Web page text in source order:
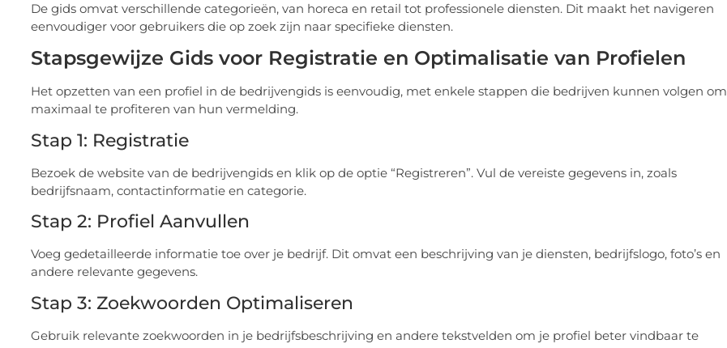
De gids omvat verschillende categorieën, van horeca en retail tot professionele diensten. Dit maakt het navigeren
eenvoudiger voor gebruikers die op zoek zijn naar specifieke diensten.
Stapsgewijze Gids voor Registratie en Optimalisatie van Profielen
Het opzetten van een profiel in de bedrijvengids is eenvoudig, met enkele stappen die bedrijven kunnen volgen om
maximaal te profiteren van hun vermelding.
Stap 1: Registratie
Bezoek de website van de bedrijvengids en klik op de optie “Registreren”. Vul de vereiste gegevens in, zoals
bedrijfsnaam, contactinformatie en categorie.
Stap 2: Profiel Aanvullen
Voeg gedetailleerde informatie toe over je bedrijf. Dit omvat een beschrijving van je diensten, bedrijfslogo, foto’s en
andere relevante gegevens.
Stap 3: Zoekwoorden Optimaliseren
Gebruik relevante zoekwoorden in je bedrijfsbeschrijving en andere tekstvelden om je profiel beter vindbaar te